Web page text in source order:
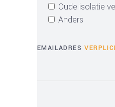
Oude isolatie
Anders
EMAILADRES